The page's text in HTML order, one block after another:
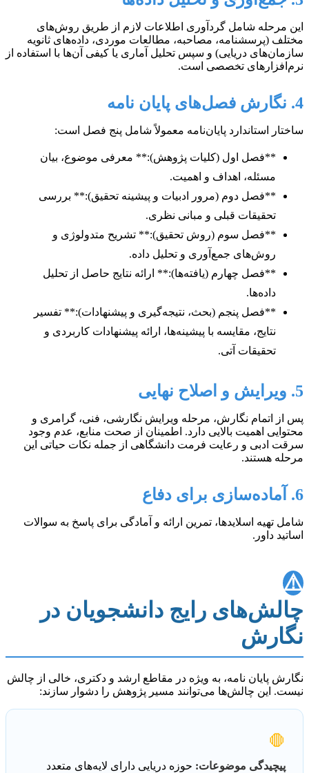
این مرحله شامل گردآوری اطلاعات لازم از طریق روش‌های
مختلف (پرسشنامه، مصاحبه، مطالعات موردی، داده‌های ثانویه
سازمان‌های دریایی) و سپس تحلیل آماری یا کیفی آن‌ها با استفاده از
نرم‌افزارهای تخصصی است.
4. نگارش فصل‌های پایان نامه
ساختار استاندارد پایان‌نامه معمولاً شامل پنج فصل است:
**فصل اول (کلیات پژوهش):** معرفی موضوع، بیان
مسئله، اهداف و اهمیت.
**فصل دوم (مرور ادبیات و پیشینه تحقیق):** بررسی
تحقیقات قبلی و مبانی نظری.
**فصل سوم (روش تحقیق):** تشریح متدولوژی و
روش‌های جمع‌آوری و تحلیل داده.
**فصل چهارم (یافته‌ها):** ارائه نتایج حاصل از تحلیل
داده‌ها.
**فصل پنجم (بحث، نتیجه‌گیری و پیشنهادات):** تفسیر
نتایج، مقایسه با پیشینه‌ها، ارائه پیشنهادات کاربردی و
تحقیقات آتی.
5. ویرایش و اصلاح نهایی
پس از اتمام نگارش، مرحله ویرایش نگارشی، فنی، گرامری و
محتوایی اهمیت بالایی دارد. اطمینان از صحت منابع، عدم وجود
سرقت ادبی و رعایت فرمت دانشگاهی از جمله نکات حیاتی این
مرحله هستند.
6. آماده‌سازی برای دفاع
شامل تهیه اسلایدها، تمرین ارائه و آمادگی برای پاسخ به سوالات
اساتید داور.
⚠️
چالش‌های رایج دانشجویان در
نگارش
نگارش پایان نامه، به ویژه در مقاطع ارشد و دکتری، خالی از چالش
نیست. این چالش‌ها می‌توانند مسیر پژوهش را دشوار سازند:
🛑
پیچیدگی موضوعات: حوزه دریایی دارای لایه‌های متعدد